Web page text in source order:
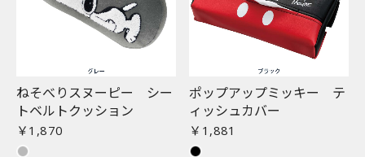
ねそべりスヌーピー シー
トベルトクッション
￥1,870
ポップアップミッキー テ
ィッシュカバー
￥1,881